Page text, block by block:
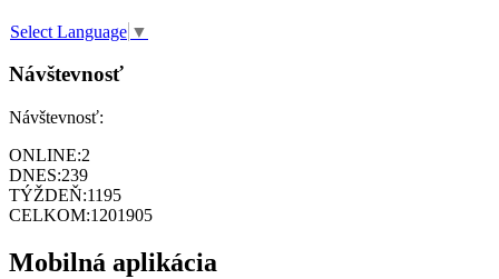
Select Language ▼
Návštevnosť
Návštevnosť:
ONLINE:2
DNES:239
TÝŽDEŇ:1195
CELKOM:1201905
Mobilná aplikácia